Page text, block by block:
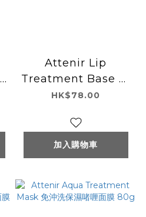
Attenir Lip
Treatment Base 唇
部護理打底霜
HK$78.00
加入購物車